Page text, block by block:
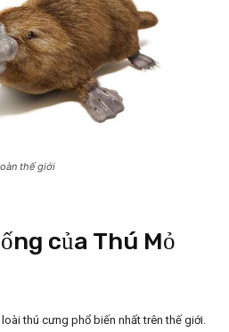
thế giới
của Thú Mỏ
thú cưng phổ biến nhất trên thế giới.